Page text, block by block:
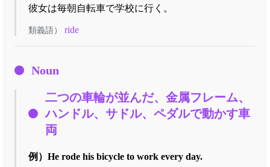
彼女は毎朝自転車で学校に行く。
類義語） ride
Noun
二つの車輪が並んだ、金属フレーム、
ハンドル、サドル、ペダルで動かす車
両
例） He rode his bicycle to work every day.